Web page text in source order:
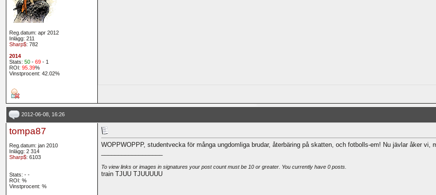
Reg.datum: apr 2012
Inlägg: 211
Sharp$: 782
2014
Stats: 50- 69- 1
ROI: 95.39%
Vinstprocent: 42.02%
2012-06-08, 16:26
tompa87
Reg.datum: jan 2010
Inlägg: 2 314
Sharp$: 6103
Stats: - -
ROI: %
Vinstprocent: %
WOPPWOPPP, studentvecka för många ungdomliga brudar, återbäring på skatten, och fotbolls-em! Nu jävlar åker vi,
To view links or images in signatures your post count must be 10 or greater. You currently have 0 posts.
train TJUU TJUUUUU